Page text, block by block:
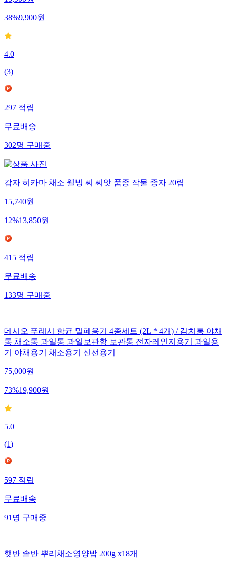
15,900원
38%9,900원
4.0
(3)
297적립
무료배송
302명구매중
감자 히카마 채소 웰빙 씨 씨앗 품종 작물 종자 20립
15,740원
12%13,850원
415적립
무료배송
133명구매중
데시오 푸레시 항균 밀폐용기 4종세트 (2L * 4개) / 김치통 야채
통 채소통 과일통 과일보관함 보관통 전자레인지용기 과일용
기 야채용기 채소용기 신선용기
75,000원
73%19,900원
5.0
(1)
597적립
무료배송
91명구매중
햇반 솥반 뿌리채소영양밥 200g x18개